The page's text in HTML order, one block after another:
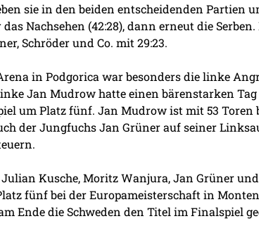
sie in den beiden entscheidenden Partien
Nachsehen (42:28), dann erneut die Serben.
Schröder und Co. mit 29:23.
in Podgorica war besonders die linke
Jan Mudrow hatte einen bärenstarken
um Platz fünf. Jan Mudrow ist mit 53 Toren
der Jungfuchs Jan Grüner auf seiner
Kusche, Moritz Wanjura, Jan Grüner
fünf bei der Europameisterschaft in
Ende die Schweden den Titel im Finalspiel